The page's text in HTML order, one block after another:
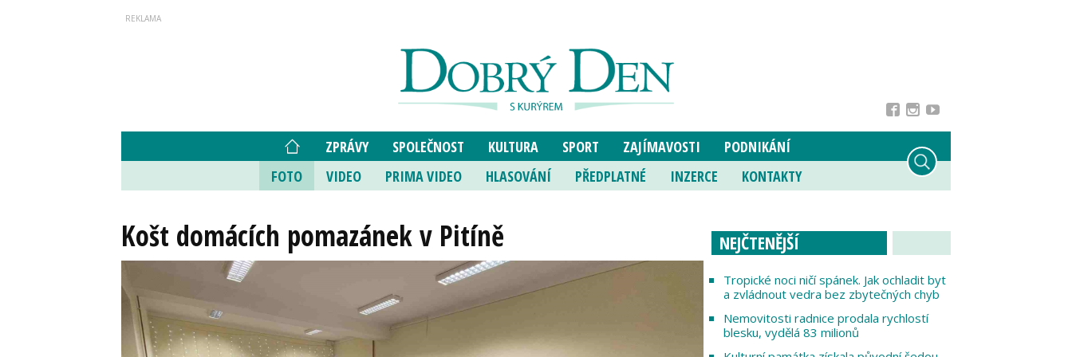
ZPRÁVY SPOLEČNOST KULTURA SPORT ZAJÍMAVOSTI
PODNIKÁNÍ
FOTO
VIDEO PRIMA VIDEO HLASOVÁNÍ PŘEDPLATNÉ INZERCE KONTAKTY
Košt domácích pomazánek v Pitíně NEJČTENĚJŠÍ
Tropické noci ničí spánek. Jak ochladit byt
a zvládnout vedra bez zbytečných chyb
Nemovitosti radnice prodala rychlostí
blesku, vydělá 83 milionů